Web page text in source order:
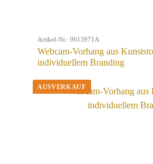
Artikel-Nr.: 0013971A
Webcam-Vorhang aus
individuellem Branding